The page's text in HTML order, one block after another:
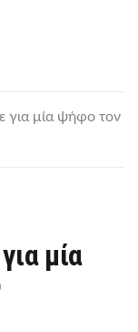
για μία ψήφο τον
μία